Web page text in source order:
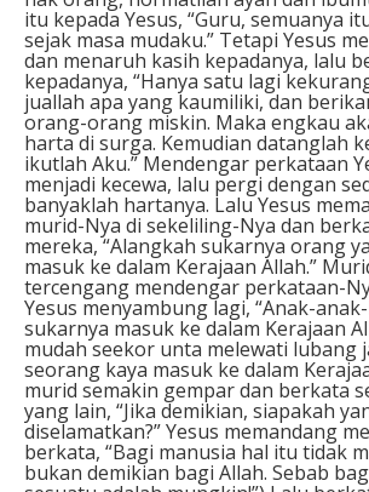
itu kepada Yesus, “Guru, semuanya
sejak masa mudaku.” Tetapi Yesus
dan menaruh kasih kepadanya, lalu
kepadanya, “Hanya satu lagi
juallah apa yang kaumiliki, dan
orang-orang miskin. Maka engkau
harta di surga. Kemudian datanglah
ikutlah Aku.” Mendengar perkataan
menjadi kecewa, lalu pergi dengan
banyaklah hartanya. Lalu Yesus
murid-Nya di sekeliling-Nya dan
mereka, “Alangkah sukarnya orang
masuk ke dalam Kerajaan Allah.”
tercengang mendengar perkataan-
Yesus menyambung lagi, “Anak-
sukarnya masuk ke dalam Kerajaan
mudah seekor unta melewati lubang
seorang kaya masuk ke dalam
murid semakin gempar dan berkata
yang lain, “Jika demikian, siapakah
diselamatkan?” Yesus memandang
berkata, “Bagi manusia hal itu tidak
bukan demikian bagi Allah. Sebab